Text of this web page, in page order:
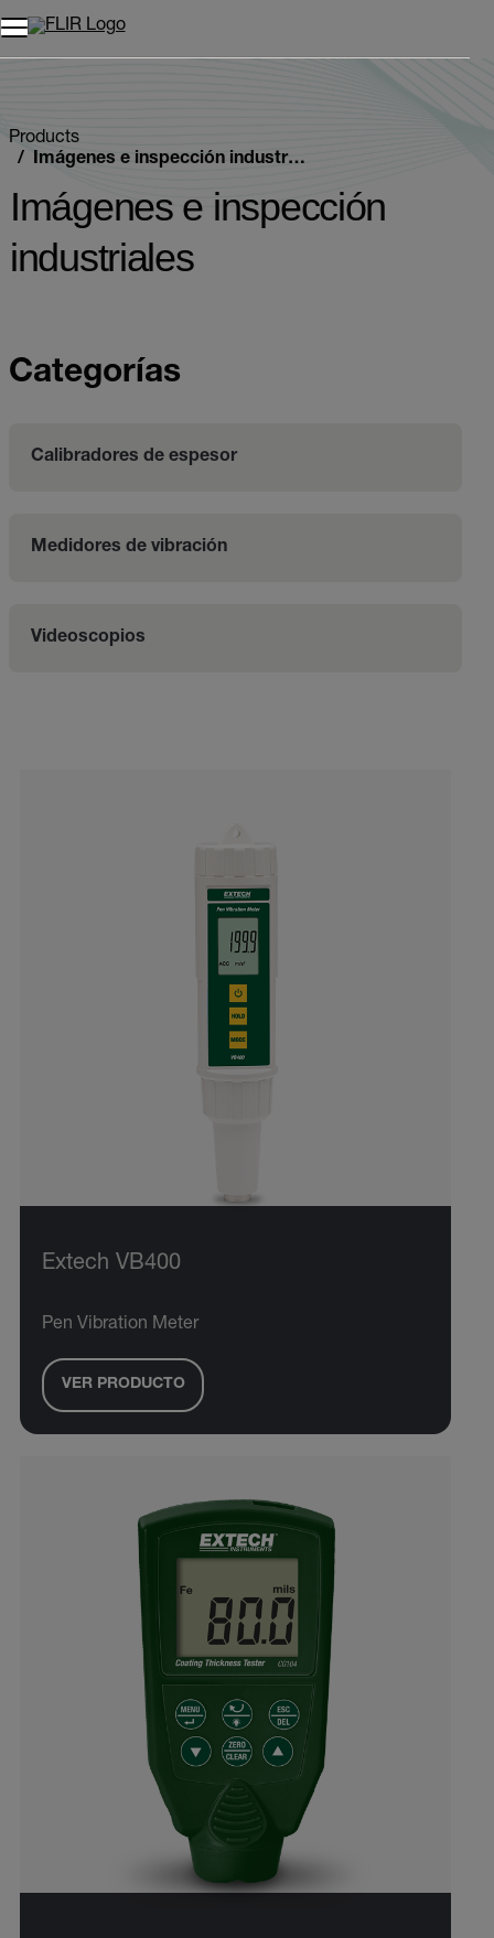
Unread messages
Modelo
Eliminar
artículos
artículo
Añadir al carro
Añadido al carro
Products
Imágenes e inspección industriales
Imágenes e inspección
industriales
Categorías
Calibradores de espesor
Medidores de vibración
Videoscopios
Extech VB400
Pen Vibration Meter
VER PRODUCTO